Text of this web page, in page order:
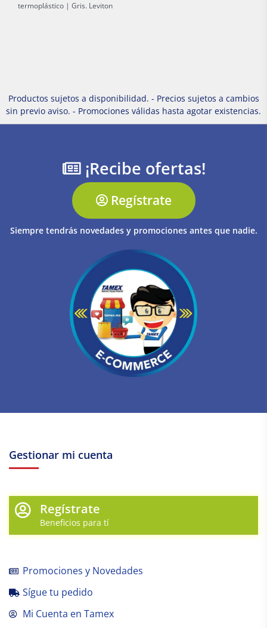
termoplástico | Gris. Leviton
Productos sujetos a disponibilidad. - Precios sujetos a cambios
sin previo aviso. - Promociones válidas hasta agotar existencias.
¡Recibe ofertas!
Regístrate
Siempre tendrás novedades y promociones antes que nadie.
Gestionar mi cuenta
Regístrate
Beneficios para tí
Promociones y Novedades
Sígue tu pedido
Mi Cuenta en Tamex